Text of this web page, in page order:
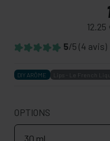
5/5 (4 avis)
DIY ARÔME Lips - Le French
OPTIONS